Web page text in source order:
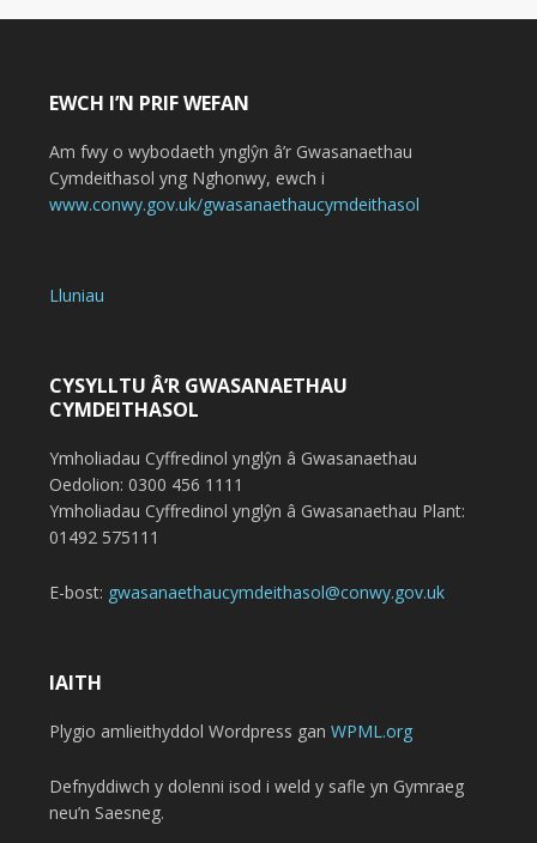
EWCH I’N PRIF WEFAN
Am fwy o wybodaeth ynglŷn â’r Gwasanaethau
Cymdeithasol yng Nghonwy, ewch i
www.conwy.gov.uk/gwasanaethaucymdeithasol
Lluniau
CYSYLLTU Â’R GWASANAETHAU
CYMDEITHASOL
Ymholiadau Cyffredinol ynglŷn â Gwasanaethau
Oedolion: 0300 456 1111
Ymholiadau Cyffredinol ynglŷn â Gwasanaethau Plant:
01492 575111
E-bost: gwasanaethaucymdeithasol@conwy.gov.uk
IAITH
Plygio amlieithyddol Wordpress gan WPML.org
Defnyddiwch y dolenni isod i weld y safle yn Gymraeg
neu’n Saesneg.